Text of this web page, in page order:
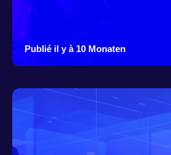
Publié il y à 10 Monaten